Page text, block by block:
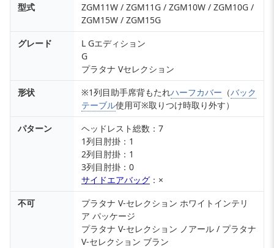
型式
ZGM11W / ZGM11G / ZGM10W / ZGM10G /
ZGM15W / ZGM15G
グレード
L Gエディション
G
プラタナ Vセレクション
形状
※1列目助手席背もたれハーフカバー （バック
テーブル使用可※取りつけ時取り外す）
パターン
ヘッドレスト総数：7
1列目肘掛：1
2列目肘掛：1
3列目肘掛：0
サイドエアバッグ ：×
不可
プラタナ V-セレクション ホワイトインテリ
ア パッケージ
プラタナ V-セレクション ノアール / プラタナ
V-セレクション ブラン